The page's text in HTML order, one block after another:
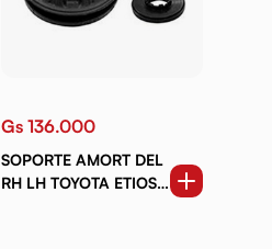
Gs 136.000
SOPORTE AMORT DEL
RH LH TOYOTA ETIOS